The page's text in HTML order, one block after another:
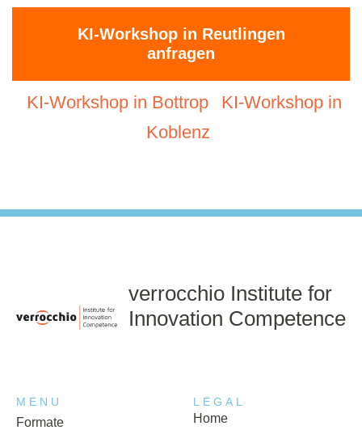
KI-Workshop in Reutlingen
anfragen
KI-Workshop in Bottrop
KI-Workshop in
Koblenz
verrocchio Institute for
Innovation Competence
MENU
Formate
LEGAL
Home